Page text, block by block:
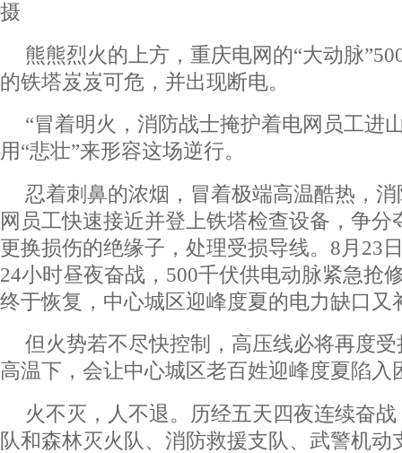
摄
熊熊烈火的上方，重庆电网的“大动脉
的铁塔岌岌可危，并出现断电。
“冒着明火，消防战士掩护着电网员工进
用“悲壮”来形容这场逆行。
忍着刺鼻的浓烟，冒着极端高温酷热，
网员工快速接近并登上铁塔检查设备，争分
更换损伤的绝缘子，处理受损导线。8月23
24小时昼夜奋战，500千伏供电动脉紧急抢
终于恢复，中心城区迎峰度夏的电力缺口又
但火势若不尽快控制，高压线必将再度
高温下，会让中心城区老百姓迎峰度夏陷入
火不灭，人不退。历经五天四夜连续奋
队和森林灭火队、消防救援支队、武警机动